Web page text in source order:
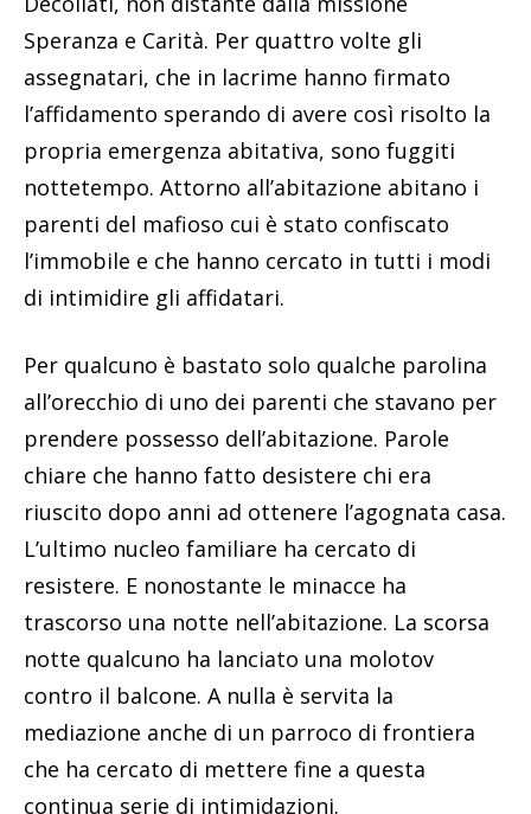
Speranza e Carità. Per quattro volte gli
assegnatari, che in lacrime hanno firmato
l’affidamento sperando di avere così risolto la
propria emergenza abitativa, sono fuggiti
nottetempo. Attorno all’abitazione abitano i
parenti del mafioso cui è stato confiscato
l’immobile e che hanno cercato in tutti i modi
di intimidire gli affidatari.
Per qualcuno è bastato solo qualche parolina
all’orecchio di uno dei parenti che stavano per
prendere possesso dell’abitazione. Parole
chiare che hanno fatto desistere chi era
riuscito dopo anni ad ottenere l’agognata casa.
L’ultimo nucleo familiare ha cercato di
resistere. E nonostante le minacce ha
trascorso una notte nell’abitazione. La scorsa
notte qualcuno ha lanciato una molotov
contro il balcone. A nulla è servita la
mediazione anche di un parroco di frontiera
che ha cercato di mettere fine a questa
continua serie di intimidazioni.